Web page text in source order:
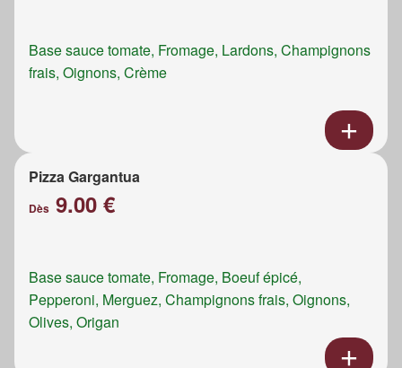
Base sauce tomate, Fromage, Lardons, Champignons
frais, Oignons, Crème
Pizza Gargantua
Dès 9.00 €
Base sauce tomate, Fromage, Boeuf épicé,
Pepperoni, Merguez, Champignons frais, Oignons,
Olives, Origan